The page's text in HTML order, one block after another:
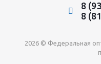
8
8
2026 © Федеральная